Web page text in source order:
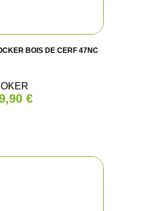
BOIS DE CERF 47NC
€